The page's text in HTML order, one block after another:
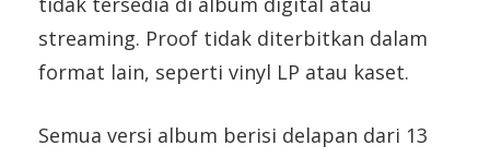
streaming. Proof tidak diterbitkan dalam
format lain, seperti vinyl LP atau kaset.
Semua versi album berisi delapan dari 13